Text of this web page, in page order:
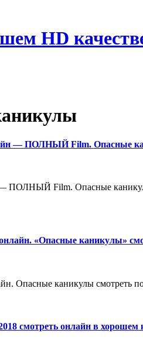
HD
— ПОЛНЫЙ Film. Опасные
ПОЛНЫЙ Film. Опасные
«Опасные каникулы»
Опасные каникулы
смотреть онлайн в хорошем